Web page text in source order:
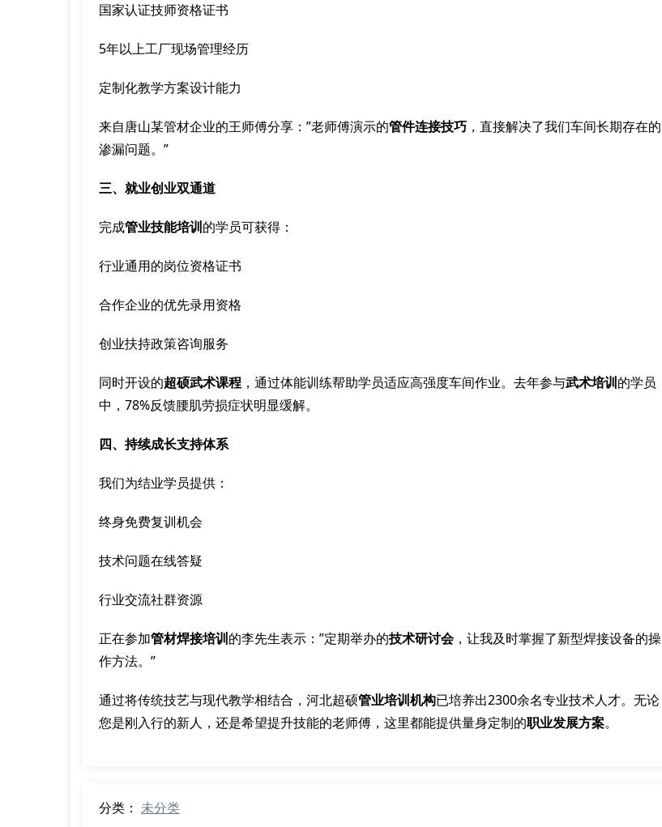
国家认证技师资格证书
5年以上工厂现场管理经历
定制化教学方案设计能力
来自唐山某管材企业的王师傅分享：”老师傅演示的管件连接技巧 ，直接解决了我们车间长期存在的
渗漏问题。”
三、就业创业双通道
完成管业技能培训的学员可获得：
行业通用的岗位资格证书
合作企业的优先录用资格
创业扶持政策咨询服务
同时开设的超硕武术课程 ，通过体能训练帮助学员适应高强度车间作业。去年参与武术培训的学员
中，78%反馈腰肌劳损症状明显缓解。
四、持续成长支持体系
我们为结业学员提供：
终身免费复训机会
技术问题在线答疑
行业交流社群资源
正在参加管材焊接培训的李先生表示：”定期举办的技术研讨会，让我及时掌握了新型焊接设备的操
作方法。”
通过将传统技艺与现代教学相结合，河北超硕管业培训机构已培养出2300余名专业技术人才。无论
您是刚入行的新人，还是希望提升技能的老师傅，这里都能提供量身定制的职业发展方案。
分类： 未分类